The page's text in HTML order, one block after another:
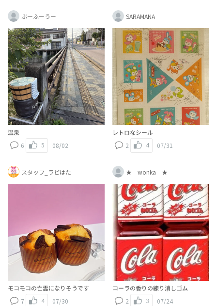
ぶーふーうー
温泉
6
5 08/02
SARAMANA
レトロなシール
2
4 07/31
スタッフ_ラビはた
モコモコの亡霊になりそうです
7
4 07/30
★ wonka ★
コーラの香りの練り消しゴム
2
3 07/24